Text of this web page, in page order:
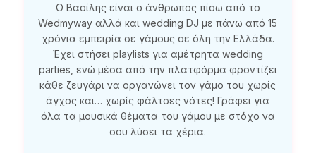
Ο Βασίλης είναι ο άνθρωπος πίσω από το
Wedmyway αλλά και wedding DJ με πάνω από 15
χρόνια εμπειρία σε γάμους σε όλη την Ελλάδα.
Έχει στήσει playlists για αμέτρητα wedding
parties, ενώ μέσα από την πλατφόρμα φροντίζει
κάθε ζευγάρι να οργανώνει τον γάμο του χωρίς
άγχος και… χωρίς φάλτσες νότες! Γράφει για
όλα τα μουσικά θέματα του γάμου με στόχο να
σου λύσει τα χέρια.